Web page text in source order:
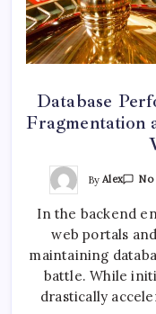
Database
Fragmentation
ByAlex No
In the backend
web portals
maintaining
battle. While
drastically